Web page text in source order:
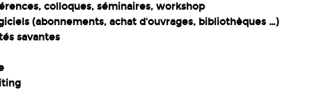
colloques, séminaires, workshop
(abonnements, achat d'ouvrages, bibliothèques …)
savantes